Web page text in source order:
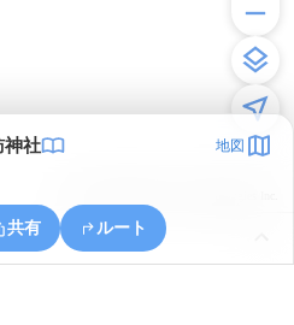
神社 地図
共有 ルート